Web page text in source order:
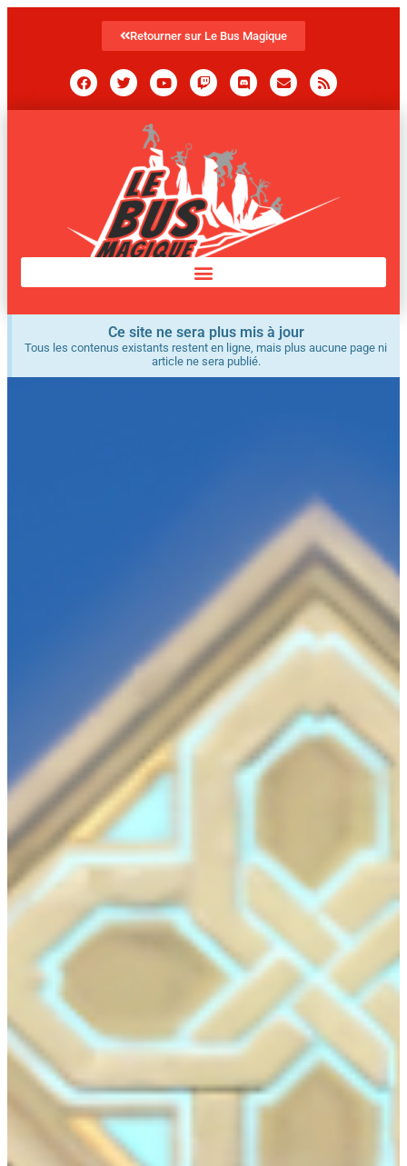
Retourner sur Le Bus Magique
Ce site ne sera plus mis à jour
Tous les contenus existants restent en ligne, mais plus aucune page ni
article ne sera publié.